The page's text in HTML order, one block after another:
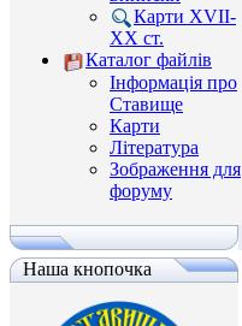
Карти XVII-
XX ст.
Каталог файлів
Інформація про
Ставище
Карти
Література
Зображення для
форуму
Наша кнопочка